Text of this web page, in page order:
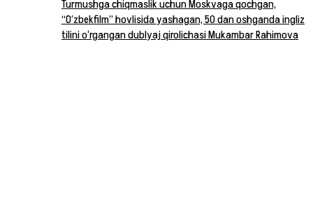
Turmushga chiqmaslik uchun Moskvaga qochgan,
“O‘zbekfilm” hovlisida yashagan, 50 dan oshganda ingliz
tilini o‘rgangan dublyaj qirolichasi Mukambar Rahimova